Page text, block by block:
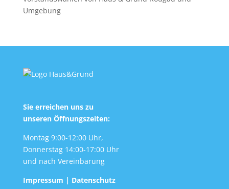
Umgebung
Sie erreichen uns zu
unseren Öffnungszeiten:
Montag 9:00-12:00 Uhr,
Donnerstag 14:00-17:00 Uhr
und nach Vereinbarung
Impressum | Datenschutz